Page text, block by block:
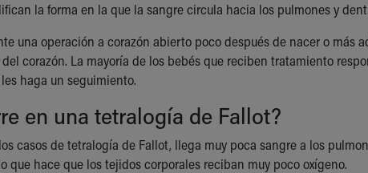
la forma en la que la sangre circula hacia los pulmones y
una operación a corazón abierto poco después de nacer o
corazón. La mayoría de los bebés que reciben tratamiento
haga un seguimiento.
en una tetralogía de Fallot?
casos de tetralogía de Fallot, llega muy poca sangre a los
que hace que los tejidos corporales reciban muy poco oxígeno.